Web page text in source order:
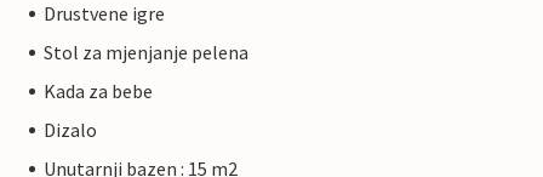
Drustvene igre
Stol za mjenjanje pelena
Kada za bebe
Dizalo
Unutarnji bazen : 15 m2